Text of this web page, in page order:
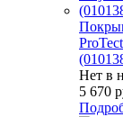
Нет в
5 670